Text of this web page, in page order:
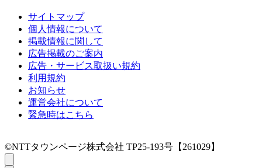
サイトマップ
個人情報について
掲載情報に関して
広告掲載のご案内
広告・サービス取扱い規約
利用規約
お知らせ
運営会社について
緊急時はこちら
©NTTタウンページ株式会社 TP25-193号【261029】